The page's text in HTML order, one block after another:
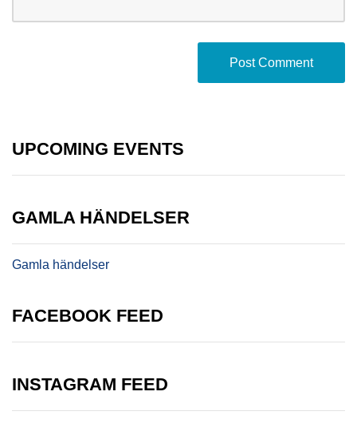
UPCOMING EVENTS
GAMLA HÄNDELSER
Gamla händelser
FACEBOOK FEED
INSTAGRAM FEED